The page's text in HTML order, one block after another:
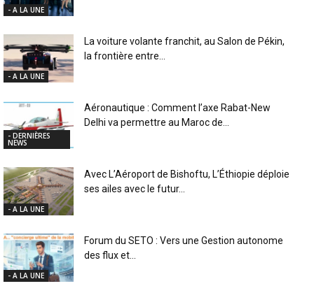
- A LA UNE
- A LA UNE
La voiture volante franchit, au Salon de Pékin,
la frontière entre...
- DERNIÈRES
NEWS
Aéronautique : Comment l’axe Rabat-New
Delhi va permettre au Maroc de...
- A LA UNE
Avec L’Aéroport de Bishoftu, L’Éthiopie déploie
ses ailes avec le futur...
- A LA UNE
Forum du SETO : Vers une Gestion autonome
des flux et...